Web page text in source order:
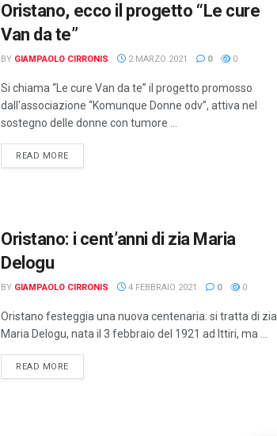
Oristano, ecco il progetto “Le cure
Van da te”
BY GIAMPAOLO CIRRONIS 2 MARZO 2021 0 0
Si chiama “Le cure Van da te” il progetto promosso
dall'associazione “Komunque Donne odv”, attiva nel
sostegno delle donne con tumore ...
READ MOREDETAILS
Oristano: i cent’anni di zia Maria
Delogu
BY GIAMPAOLO CIRRONIS 4 FEBBRAIO 2021 0 0
Oristano festeggia una nuova centenaria: si tratta di zia
Maria Delogu, nata il 3 febbraio del 1921 ad Ittiri, ma ...
READ MOREDETAILS